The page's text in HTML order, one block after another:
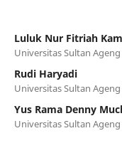
Luluk Nur Fitriah
Universitas Sultan
Rudi Haryadi
Universitas Sultan
Yus Rama Denny
Universitas Sultan